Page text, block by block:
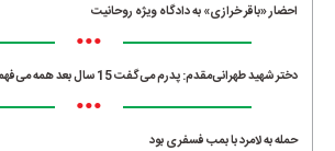
احضار «باقر خرازی» به دادگاه ویژه روحانیت
•••
دختر شهید طهرانی‌مقدم: پدرم می‌گفت 15 سال بعد همه می‌فهمند چه کرده‌ایم
•••
حمله به لامرد با بمب فسفری بود